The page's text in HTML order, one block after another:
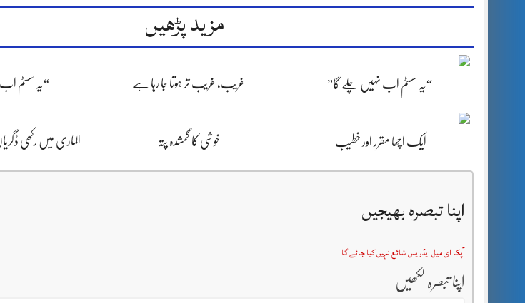
مزید پڑھیں
“یہ سسٹم اب نہیں چلے گا” غریب، غریب تر ہوتا جا رہا ہے “یہ سسٹم
ایک اچھا مقرر اور خطیب خوشی کا گمشدہ پتہ الماری میں رکھی
اپنا تبصرہ بھیجیں
آپکا ای میل ایڈریس شائع نہیں کیا جائے گا
اپنا تبصرہ لکھیں